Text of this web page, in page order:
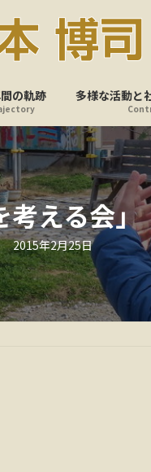
の軌跡 多様な活動と
える会
最
終
更
新
日
時
:
2015年2月25日